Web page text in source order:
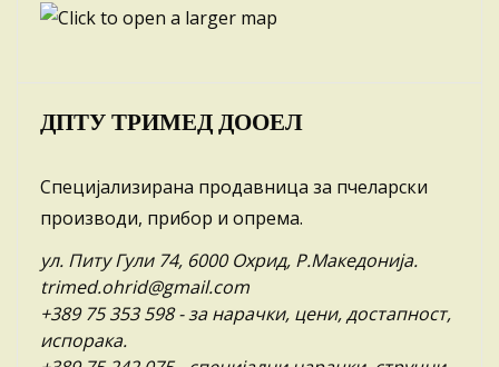
ДПТУ ТРИМЕД ДООЕЛ
Специјализирана продавница за пчеларски
производи, прибор и опрема.
ул. Питу Гули 74, 6000 Охрид, Р.Македонија.
trimed.ohrid@gmail.com
+389 75 353 598- за нарачки, цени, достапност,
испорака.